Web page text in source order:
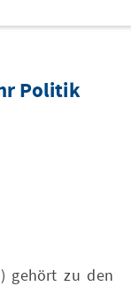
Politik
gehört zu den